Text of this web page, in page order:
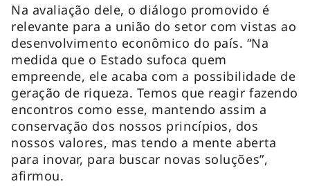
Na avaliação dele, o diálogo promovido é
relevante para a união do setor com vistas ao
desenvolvimento econômico do país. “Na
medida que o Estado sufoca quem
empreende, ele acaba com a possibilidade de
geração de riqueza. Temos que reagir fazendo
encontros como esse, mantendo assim a
conservação dos nossos princípios, dos
nossos valores, mas tendo a mente aberta
para inovar, para buscar novas soluções”,
afirmou.